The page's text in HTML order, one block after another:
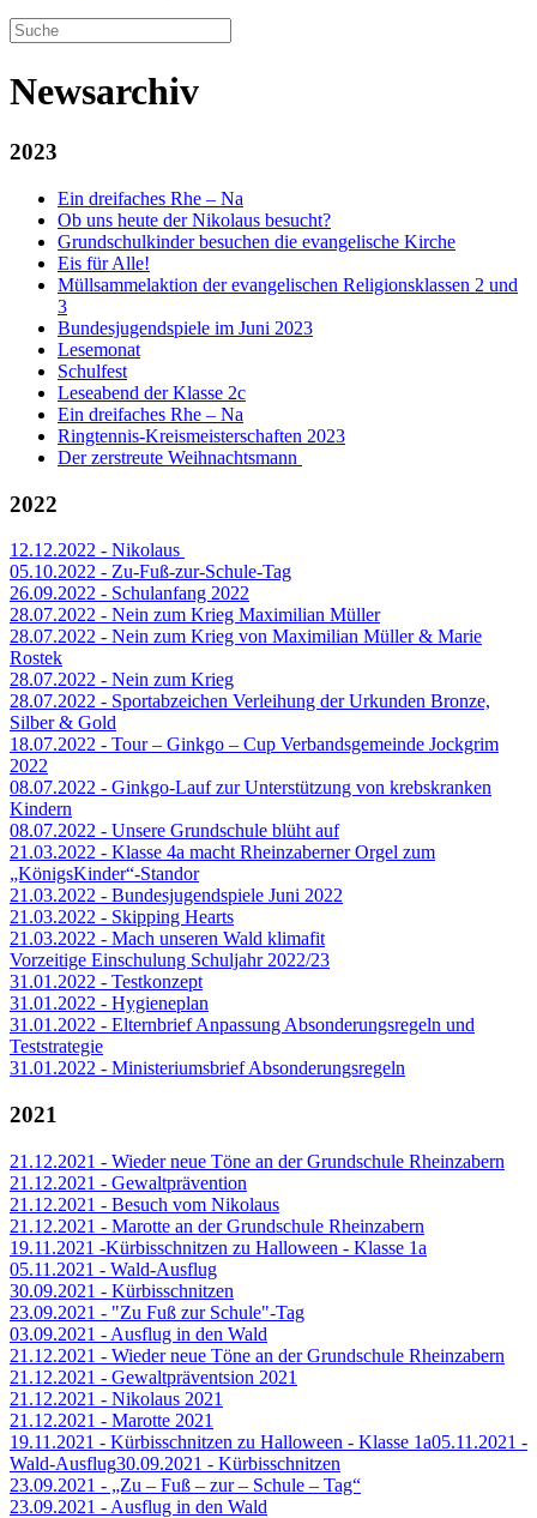
Newsarchiv
2023
Ein dreifaches Rhe – Na
Ob uns heute der Nikolaus besucht?
Grundschulkinder besuchen die evangelische Kirche
Eis für Alle!
Müllsammelaktion der evangelischen Religionsklassen 2 und
3
Bundesjugendspiele im Juni 2023
Lesemonat
Schulfest
Leseabend der Klasse 2c
Ein dreifaches Rhe – Na
Ringtennis-Kreismeisterschaften 2023
Der zerstreute Weihnachtsmann
2022
12.12.2022 - Nikolaus
05.10.2022 - Zu-Fuß-zur-Schule-Tag
26.09.2022 - Schulanfang 2022
28.07.2022 - Nein zum Krieg Maximilian Müller
28.07.2022 - Nein zum Krieg von Maximilian Müller & Marie
Rostek
28.07.2022 - Nein zum Krieg
28.07.2022 - Sportabzeichen Verleihung der Urkunden Bronze,
Silber & Gold
18.07.2022 - Tour – Ginkgo – Cup Verbandsgemeinde Jockgrim
2022
08.07.2022 - Ginkgo-Lauf zur Unterstützung von krebskranken
Kindern
08.07.2022 - Unsere Grundschule blüht auf
21.03.2022 - Klasse 4a macht Rheinzaberner Orgel zum
„KönigsKinder“-Standor
21.03.2022 - Bundesjugendspiele Juni 2022
21.03.2022 - Skipping Hearts
21.03.2022 - Mach unseren Wald klimafit
Vorzeitige Einschulung Schuljahr 2022/23
31.01.2022 - Testkonzept
31.01.2022 - Hygieneplan
31.01.2022 - Elternbrief Anpassung Absonderungsregeln und
Teststrategie
31.01.2022 - Ministeriumsbrief Absonderungsregeln
2021
21.12.2021 - Wieder neue Töne an der Grundschule Rheinzabern
21.12.2021 - Gewaltprävention
21.12.2021 - Besuch vom Nikolaus
21.12.2021 - Marotte an der Grundschule Rheinzabern
19.11.2021 -Kürbisschnitzen zu Halloween - Klasse 1a
05.11.2021 - Wald-Ausflug
30.09.2021 - Kürbisschnitzen
23.09.2021 - "Zu Fuß zur Schule"-Tag
03.09.2021 - Ausflug in den Wald
21.12.2021 - Wieder neue Töne an der Grundschule Rheinzabern
21.12.2021 - Gewaltpräventsion 2021
21.12.2021 - Nikolaus 2021
21.12.2021 - Marotte 2021
19.11.2021 - Kürbisschnitzen zu Halloween - Klasse 1a05.11.2021 -
Wald-Ausflug30.09.2021 - Kürbisschnitzen
23.09.2021 - „Zu – Fuß – zur – Schule – Tag“
23.09.2021 - Ausflug in den Wald